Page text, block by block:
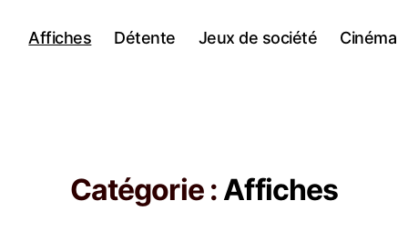
Affiches Détente Jeux de société Cinéma
Catégorie : Affiches